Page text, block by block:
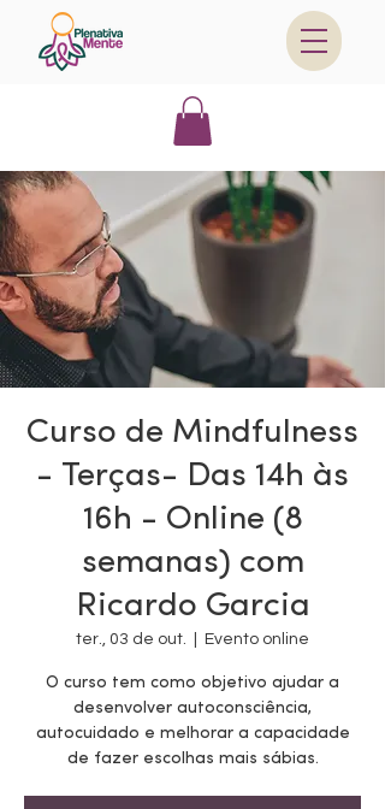
Curso de Mindfulness
- Terças- Das 14h às
16h - Online (8
semanas) com
Ricardo Garcia
ter., 03 de out. Evento online
O curso tem como objetivo ajudar a
desenvolver autoconsciência,
autocuidado e melhorar a capacidade
de fazer escolhas mais sábias.